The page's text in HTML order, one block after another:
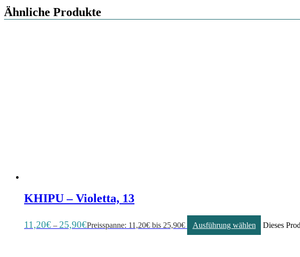
Ähnliche Produkte
KHIPU – Violetta, 13
11,20€ – 25,90€Preisspanne: 11,20€ bis 25,90€ Ausführung wählen Dieses